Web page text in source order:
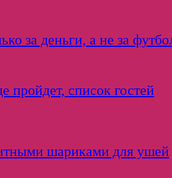
за деньги, а не за
пройдет, список гостей
шариками для ушей